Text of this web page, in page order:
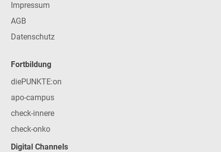
Impressum
AGB
Datenschutz
Fortbildung
diePUNKTE:on
apo-campus
check-innere
check-onko
Digital Channels